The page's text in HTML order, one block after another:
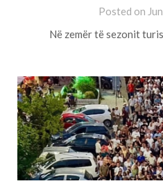
Posted on
Në zemër të sezonit